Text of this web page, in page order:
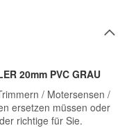
20mm PVC GRAU
/ Motersensen /
ersetzen müssen oder
richtige für Sie.